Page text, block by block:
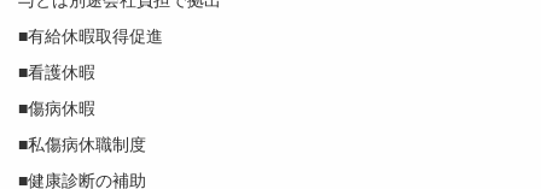
■有給休暇取得促進
■看護休暇
■傷病休暇
■私傷病休職制度
■健康診断の補助